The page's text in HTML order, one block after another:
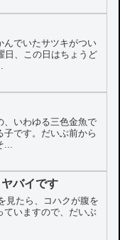
んでいたサツキがつい
日、この日はちょうど
、いわゆる三色金魚で
です。だいぶ前から
バイです
見たら、コハクが腹を
ていますので、だいぶ